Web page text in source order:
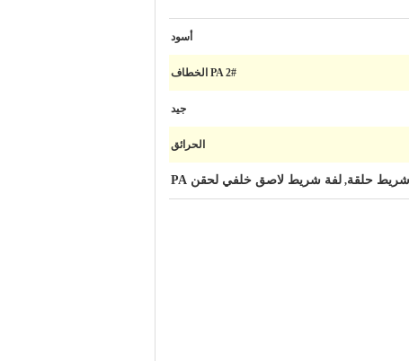
أسود
PA 2# الخطاف
جيد
الحرائق
, لفة شريط لاصق خلفي لحقن PA